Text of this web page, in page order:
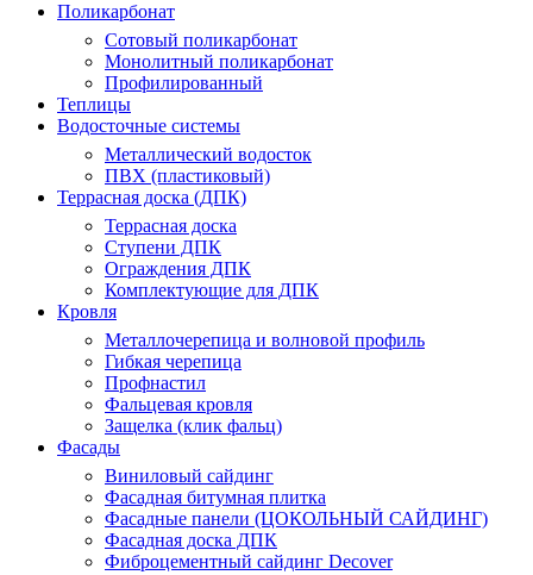
Поликарбонат
Сотовый поликарбонат
Монолитный поликарбонат
Профилированный
Теплицы
Водосточные системы
Металлический водосток
ПВХ (пластиковый)
Террасная доска (ДПК)
Террасная доска
Ступени ДПК
Ограждения ДПК
Комплектующие для ДПК
Кровля
Металлочерепица и волновой профиль
Гибкая черепица
Профнастил
Фальцевая кровля
Защелка (клик фальц)
Фасады
Виниловый сайдинг
Фасадная битумная плитка
Фасадные панели (ЦОКОЛЬНЫЙ САЙДИНГ)
Фасадная доска ДПК
Фиброцементный сайдинг Decover